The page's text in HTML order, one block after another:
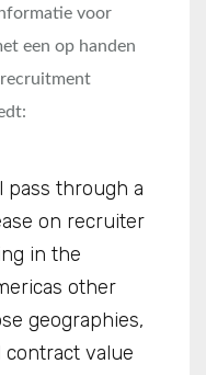
voor
een op handen
pass through a
on recruiter
in the
other
geographies,
value